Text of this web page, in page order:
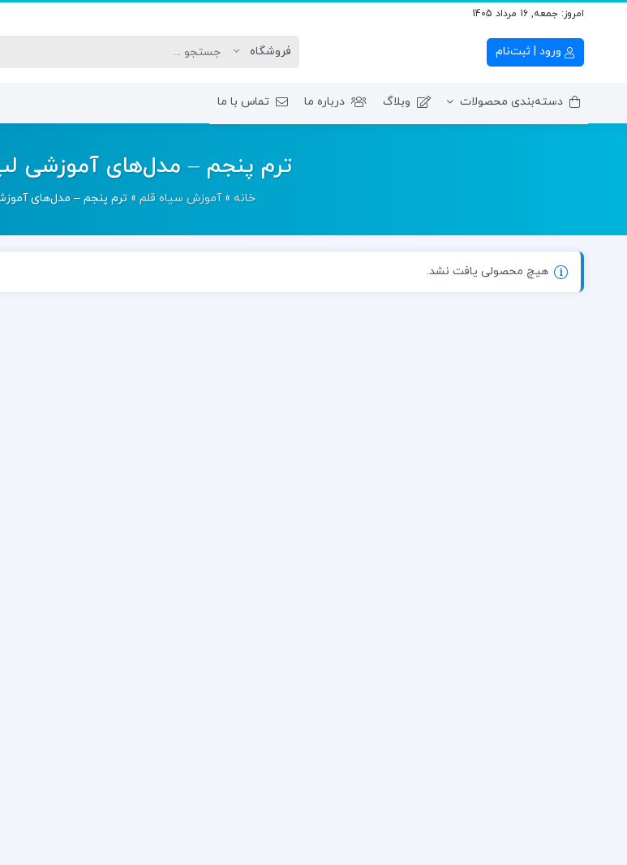
امروز: جمعه, 16 مرداد 1405
ورود | ثبت‌نام
دسته‌بندی محصولات
ترم اول – آموزش‌ مبانی سیاه قلم
ترم دوم – طراحی اولیه اجزای
صورت
وبلاگ درباره ما تماس با ما
ترم پنجم – مدل‌های آموزشی
خانه »آموزش سیاه قلم » ترم پنجم – مدل‌های
هیچ محصولی یافت نشد.